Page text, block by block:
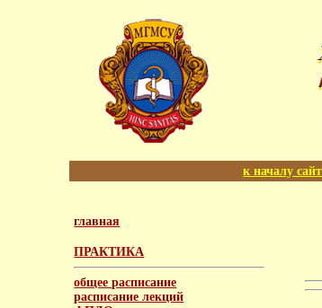
к началу
главная
ПРАКТИКА
общее расписание
расписание лекций